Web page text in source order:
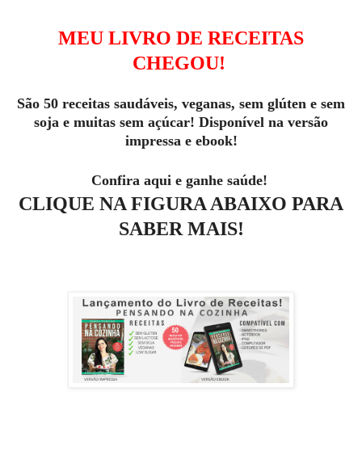
MEU LIVRO DE RECEITAS
CHEGOU!
São 50 receitas saudáveis, veganas, sem glúten e sem
soja e muitas sem açúcar! Disponível na versão
impressa e ebook!
Confira aqui e ganhe saúde!
CLIQUE NA FIGURA ABAIXO PARA
SABER MAIS!